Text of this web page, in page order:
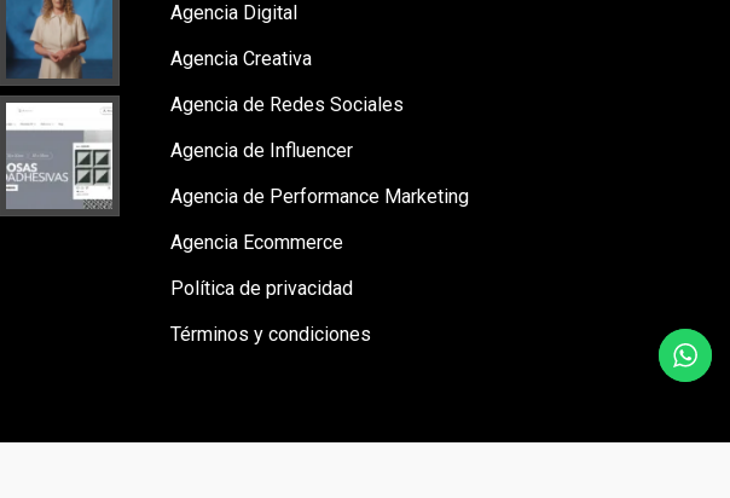
Agencia Digital
Agencia Creativa
Agencia de Redes Sociales
Agencia de Influencer
Agencia de Performance Marketing
Agencia Ecommerce
Política de privacidad
Términos y condiciones